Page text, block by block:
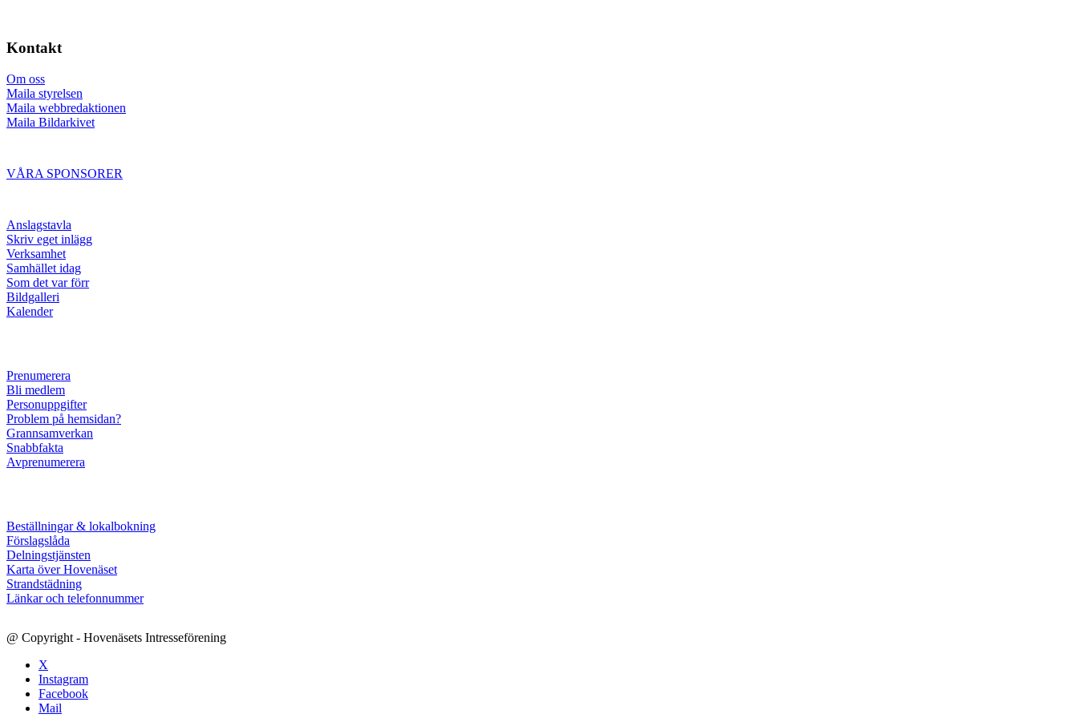
Kontakt
Om oss
Maila styrelsen
Maila webbredaktionen
Maila Bildarkivet
VÅRA SPONSORER
Anslagstavla
Skriv eget inlägg
Verksamhet
Samhället idag
Som det var förr
Bildgalleri
Kalender
Prenumerera
Bli medlem
Personuppgifter
Problem på hemsidan?
Grannsamverkan
Snabbfakta
Avprenumerera
Beställningar & lokalbokning
Förslagslåda
Delningstjänsten
Karta över Hovenäset
Strandstädning
Länkar och telefonnummer
@ Copyright - Hovenäsets Intresseförening
X
Instagram
Facebook
Mail